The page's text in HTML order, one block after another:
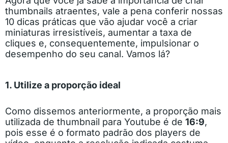
thumbnails atraentes, vale a pena conferir nossas
10 dicas práticas que vão ajudar você a criar
miniaturas irresistíveis, aumentar a taxa de
cliques e, consequentemente, impulsionar o
desempenho do seu canal. Vamos lá?
1. Utilize a proporção ideal
Como dissemos anteriormente, a proporção mais
utilizada de thumbnail para Youtube é de 16:9,
pois esse é o formato padrão dos players de